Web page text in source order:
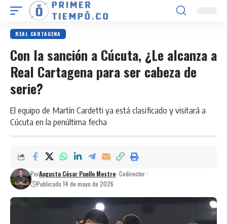
REAL CARTAGENA
Con la sanción a Cúcuta, ¿Le alcanza a
Real Cartagena para ser cabeza de
serie?
El equipo de Martín Cardetti ya está clasificado y visitará a
Cúcuta en la penúltima fecha
PorAugusto César Puello Mestre- Codirector
Publicado 14 de mayo de 2026